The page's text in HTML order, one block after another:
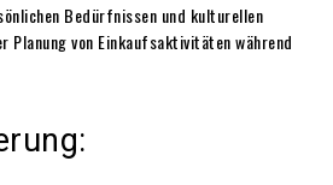
Bedürfnissen und kulturellen
Planung von Einkaufsaktivitäten während